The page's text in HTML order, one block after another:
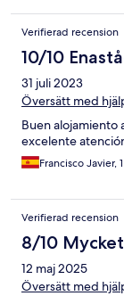
Verifierad recension
10/10
31 juli 2023
Översätt med
Buen alojamiento
excelente
Francisco Javier,
Verifierad recension
8/10
12 maj 2025
Översätt med